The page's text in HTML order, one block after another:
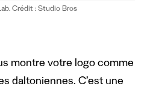
Crédit : Studio Bros
montre votre logo comme
daltoniennes. C’est une